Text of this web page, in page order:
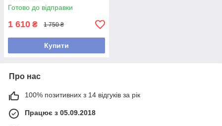
Готово до відправки
1 610 ₴ 1 750 ₴
Купити
Про нас
100% позитивних з 14 відгуків за рік
Працює з 05.09.2018